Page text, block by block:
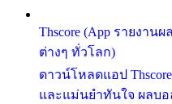
Thscore (App รายงา
ต่างๆ ทั่วโลก)
ดาวน์โหลดแอป
และแม่นยำทันใจ ผลบ